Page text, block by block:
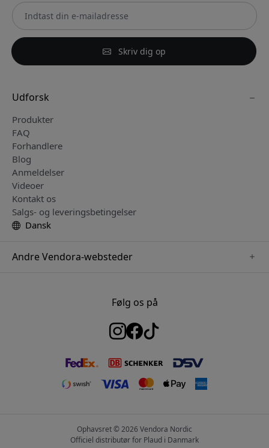
Skriv dig op
Udforsk
Produkter
FAQ
Forhandlere
Blog
Anmeldelser
Videoer
Kontakt os
Salgs- og leveringsbetingelser
Dansk
Andre Vendora-websteder
www.nordicsmartlight.se
Følg os på
Ophavsret © 2026 Vendora Nordic
Officiel distributør for Plaud i Danmark